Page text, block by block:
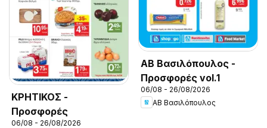
ΚΡΗΤΙΚΟΣ -
Προσφορές
06/08 - 26/08/2026
ΑΒ Βασιλόπουλος -
Προσφορές vol.1
06/08 - 26/08/2026
ΑΒ Βασιλόπουλος